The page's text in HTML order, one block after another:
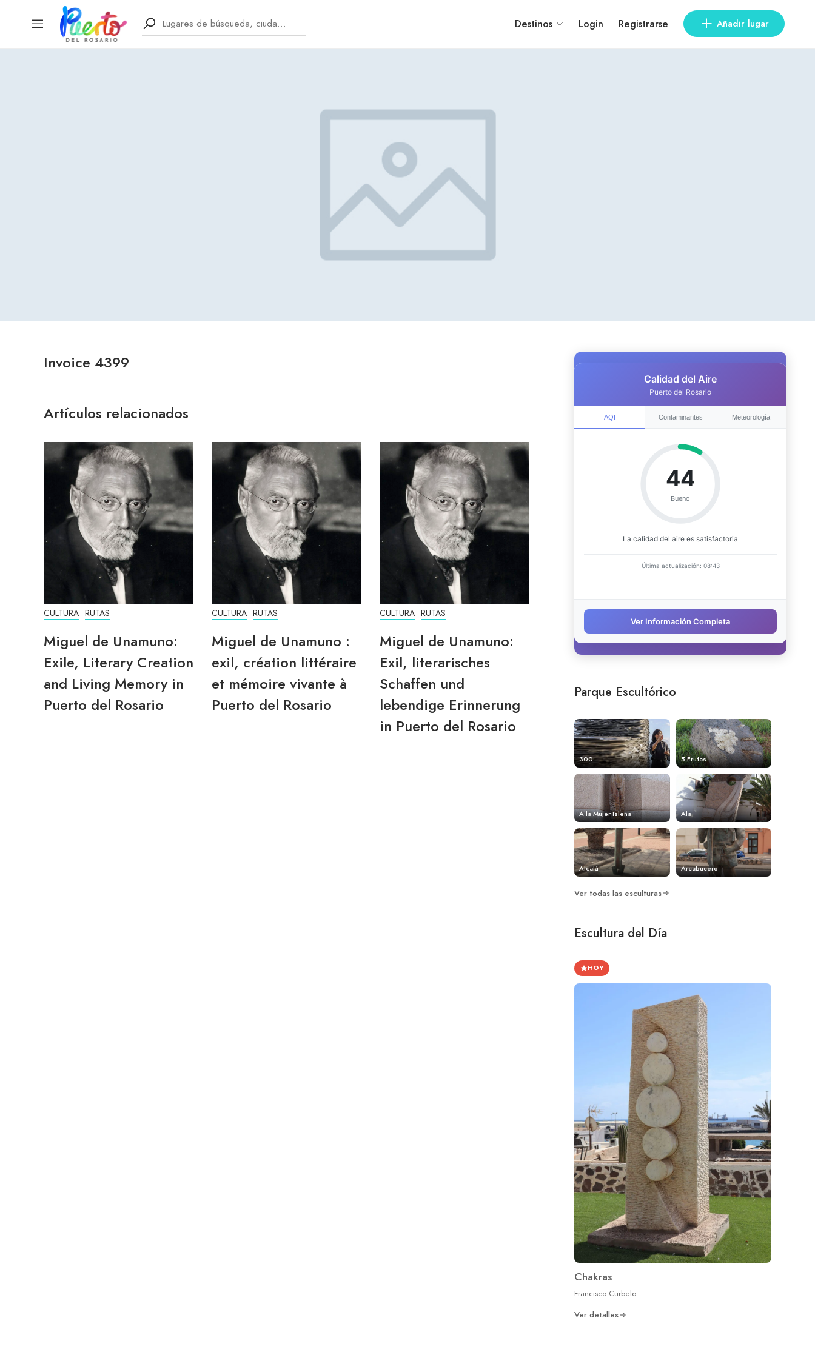
Destinos Login Registrarse Añadir lugar
Invoice 4399
Artículos relacionados
CULTURA RUTAS
Miguel de Unamuno:
Exile, Literary Creation
and Living Memory in
Puerto del Rosario
CULTURA RUTAS
Miguel de Unamuno :
exil, création littéraire
et mémoire vivante à
Puerto del Rosario
CULTURA RUTAS
Miguel de Unamuno:
Exil, literarisches
Schaffen und
lebendige Erinnerung
in Puerto del Rosario
Parque Escultórico
300 5 Frutas
A la Mujer Isleña Ala
Alcalá Arcabucero
Ver todas las esculturas
Escultura del Día
HOY
Chakras
Francisco Curbelo
Ver detalles